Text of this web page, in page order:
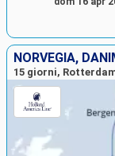
NORVEGIA,
15 giorni,